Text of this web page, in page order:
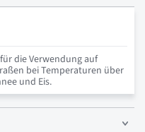
die Verwendung auf
bei Temperaturen über
und Eis.